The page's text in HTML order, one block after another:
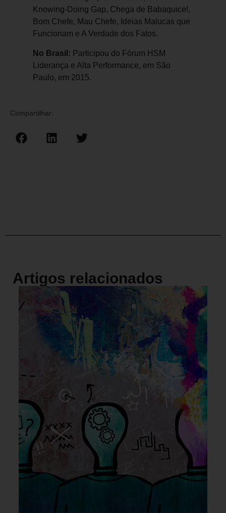
Knowing-Doing Gap, Chega de Babaquice!,
Bom Chefe, Mau Chefe, Ideias Malucas que
Funcionam e A Verdade dos Fatos.
No Brasil: Participou do Fórum HSM
Liderança e Alta Performance, em São
Paulo, em 2015.
Compartilhar:
Artigos relacionados